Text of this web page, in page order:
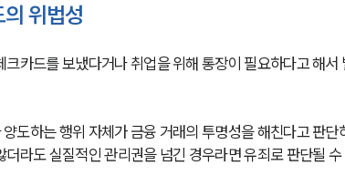
위법성
크카드를 보냈다거나 취업을 위해 통장이 필요하다고 해
도하는 행위 자체가 금융 거래의 투명성을 해친다고 판
라도 실질적인 관리권을 넘긴 경우라면 유죄로 판단될 수